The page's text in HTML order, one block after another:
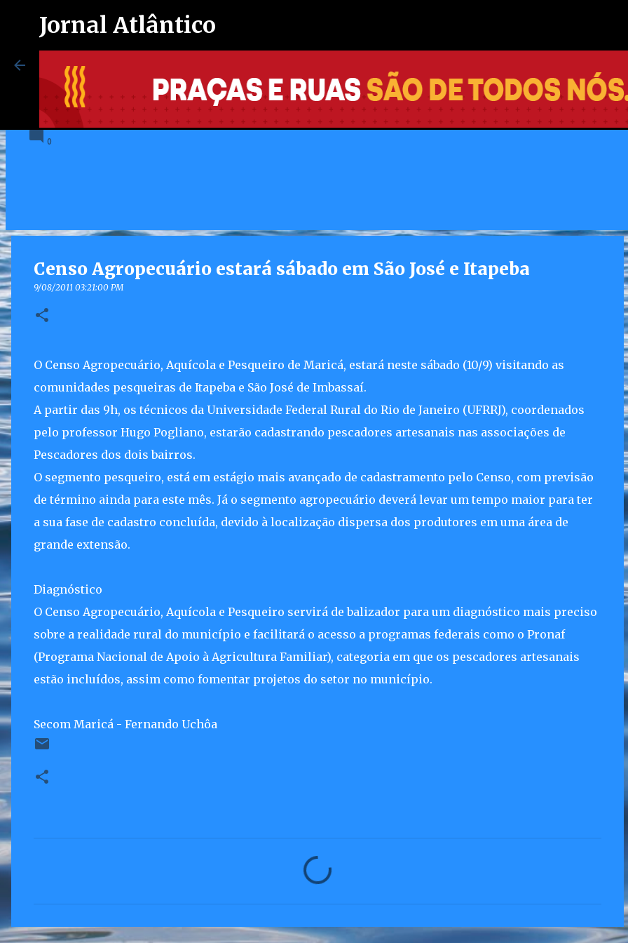
Jornal Atlântico
Maricá inaugura espaço exclusivo para vacinação de pessoas
autistas no Centro de Vacinação Integrada
8/07/2026 08:37:00 PM
0
Censo Agropecuário estará sábado em São José e Itapeba
9/08/2011 03:21:00 PM
O Censo Agropecuário, Aquícola e Pesqueiro de Maricá, estará neste sábado (10/9) visitando as
comunidades pesqueiras de Itapeba e São José de Imbassaí.
A partir das 9h, os técnicos da Universidade Federal Rural do Rio de Janeiro (UFRRJ), coordenados
pelo professor Hugo Pogliano, estarão cadastrando pescadores artesanais nas associações de
Pescadores dos dois bairros.
O segmento pesqueiro, está em estágio mais avançado de cadastramento pelo Censo, com previsão
de término ainda para este mês. Já o segmento agropecuário deverá levar um tempo maior para ter
a sua fase de cadastro concluída, devido à localização dispersa dos produtores em uma área de
grande extensão.
Diagnóstico
O Censo Agropecuário, Aquícola e Pesqueiro servirá de balizador para um diagnóstico mais preciso
sobre a realidade rural do município e facilitará o acesso a programas federais como o Pronaf
(Programa Nacional de Apoio à Agricultura Familiar), categoria em que os pescadores artesanais
estão incluídos, assim como fomentar projetos do setor no município.
Secom Maricá - Fernando Uchôa
n